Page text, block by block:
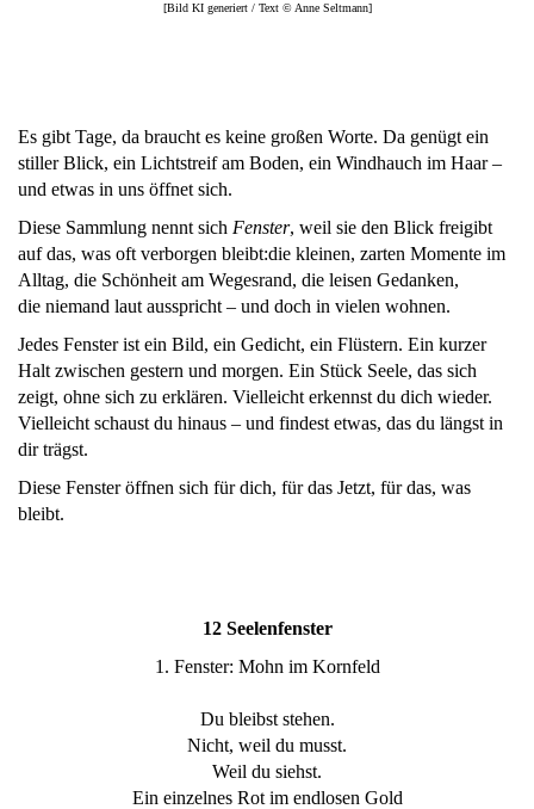
[Bild KI generiert / Text © Anne Seltmann]
Es gibt Tage, da braucht es keine großen Worte. Da genügt ein
stiller Blick, ein Lichtstreif am Boden, ein Windhauch im Haar –
und etwas in uns öffnet sich.
Diese Sammlung nennt sich Fenster, weil sie den Blick freigibt
auf das, was oft verborgen bleibt:die kleinen, zarten Momente im
Alltag, die Schönheit am Wegesrand, die leisen Gedanken,
die niemand laut ausspricht – und doch in vielen wohnen.
Jedes Fenster ist ein Bild, ein Gedicht, ein Flüstern. Ein kurzer
Halt zwischen gestern und morgen. Ein Stück Seele, das sich
zeigt, ohne sich zu erklären. Vielleicht erkennst du dich wieder.
Vielleicht schaust du hinaus – und findest etwas, das du längst in
dir trägst.
Diese Fenster öffnen sich für dich, für das Jetzt, für das, was
bleibt.
12 Seelenfenster
1. Fenster: Mohn im Kornfeld
Du bleibst stehen.
Nicht, weil du musst.
Weil du siehst.
Ein einzelnes Rot im endlosen Gold